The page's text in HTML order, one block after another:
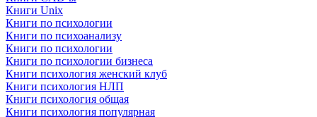
Книги Unix
Книги по психологии
Книги по психоанализу
Книги по психологии
Книги по психологии бизнеса
Книги психология женский клуб
Книги психология НЛП
Книги психология общая
Книги психология популярная